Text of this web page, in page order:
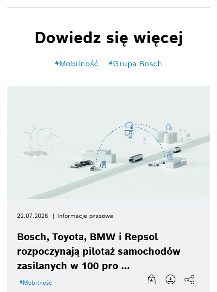
Dowiedz się więcej
Mobilność Grupa Bosch
22.07.2026 Informacje prasowe
Bosch, Toyota, BMW i Repsol
rozpoczynają pilotaż samochodów
zasilanych w 100 pro ...
Mobilność